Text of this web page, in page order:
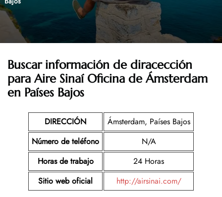
Buscar información de diracección
para Aire Sinaí Oficina de Ámsterdam
en Países Bajos
DIRECCIÓN
Ámsterdam, Países Bajos
Número de teléfono
N/A
Horas de trabajo
24 Horas
Sitio web oficial
http://airsinai.com/